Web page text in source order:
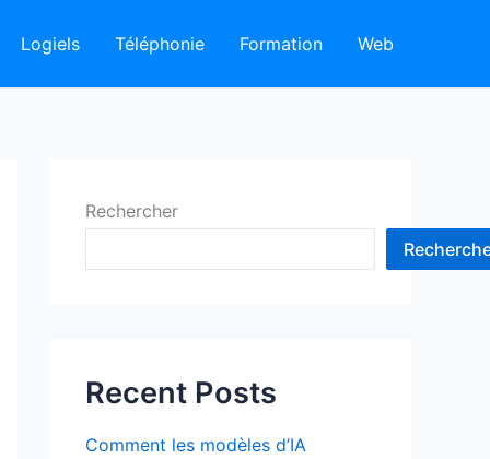
Logiels Téléphonie Formation Web
Rechercher
Recent Posts
Comment les modèles d’IA